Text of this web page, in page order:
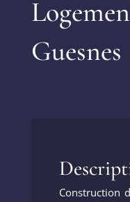
Guesnes
Construction